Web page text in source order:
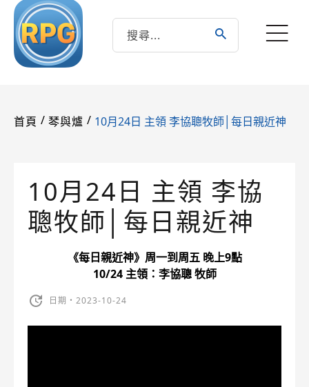
首頁 / 琴與爐 / 10月24日 主領 李協聰牧師│每日親近神
10月24日 主領 李協
聰牧師│每日親近神
《每日親近神》周一到周五 晚上9點
10/24 主領：李協聰 牧師
日期・2023-10-24